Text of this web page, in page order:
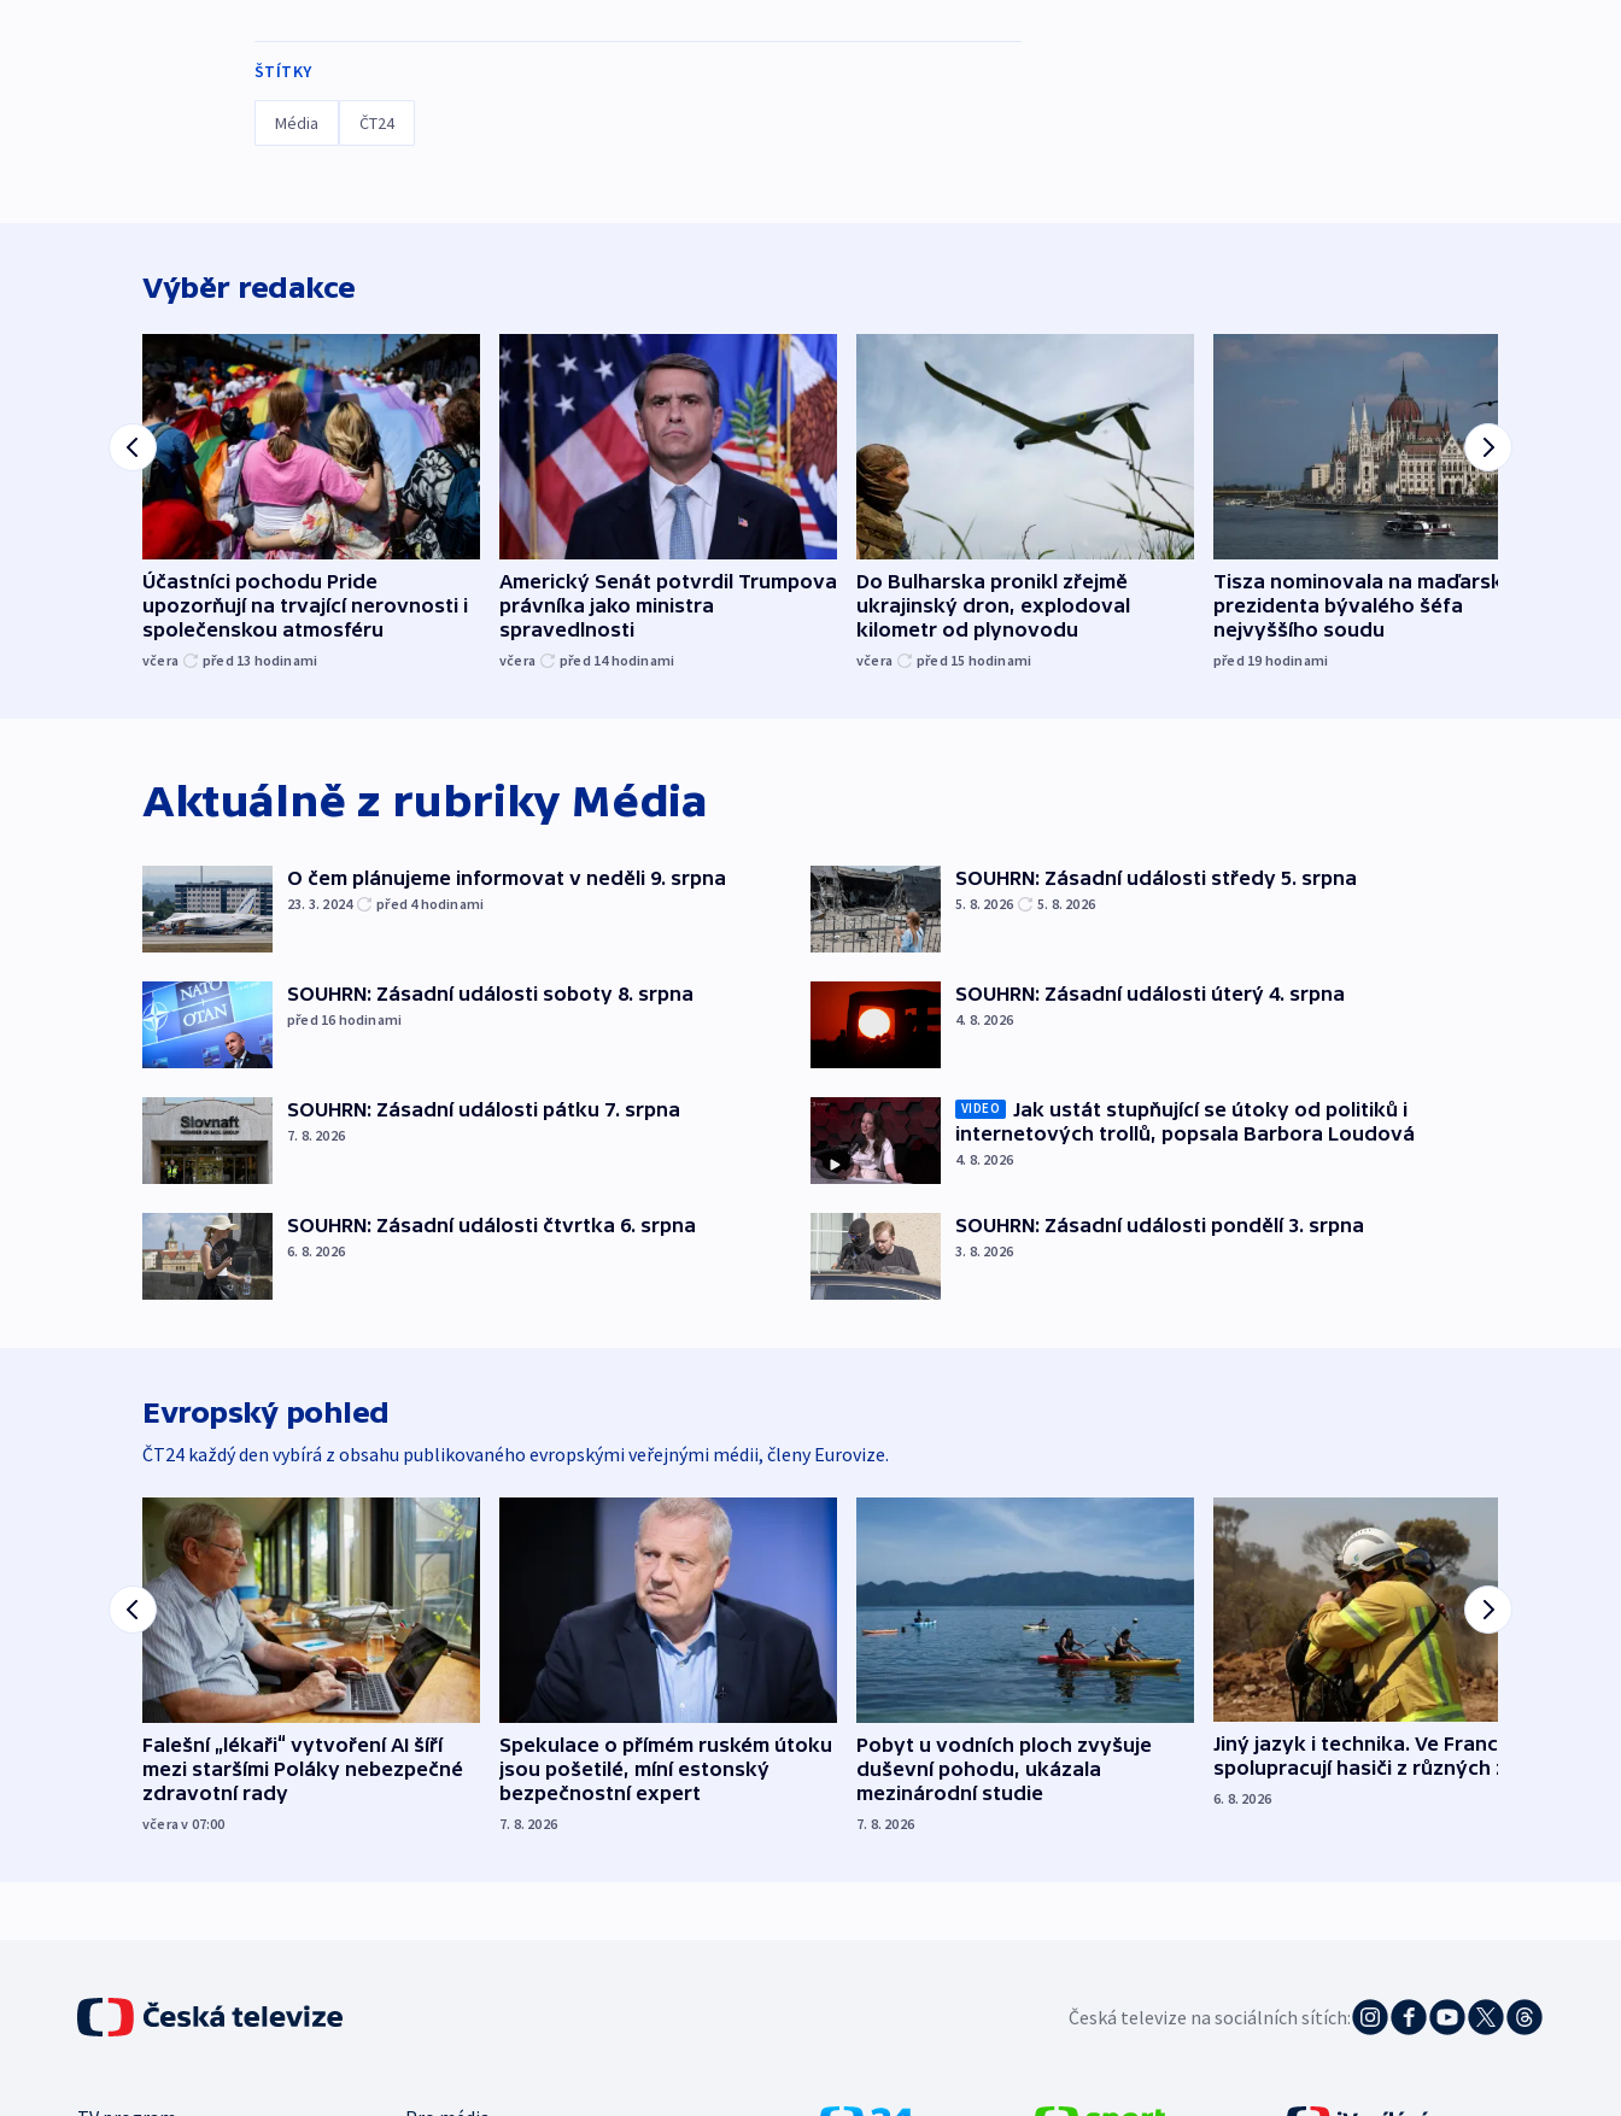
ŠTÍTKY
Média ČT24
Výběr redakce
Účastníci pochodu Pride
upozorňují na trvající nerovnosti i
společenskou atmosféru
včera před 13 hodinami
Americký Senát potvrdil Trumpova
právníka jako ministra
spravedlnosti
včera před 14hodinami
Do Bulharska pronikl zřejmě
ukrajinský dron, explodoval
kilometr od plynovodu
včera před 15 hodinami
Tisza nominovala na maďarského
prezidenta bývalého šéfa
nejvyššího soudu
před 19 hodinami
Aktuálně z rubriky Média
O čem plánujeme informovat v neděli 9. srpna
23. 3. 2024 před 4hodinami
SOUHRN: Zásadní události soboty 8. srpna
před 16 hodinami
SOUHRN: Zásadní události pátku 7. srpna
7. 8. 2026
SOUHRN: Zásadní události čtvrtka 6. srpna
6. 8. 2026
SOUHRN: Zásadní události středy 5. srpna
5. 8. 2026 5. 8. 2026
SOUHRN: Zásadní události úterý 4. srpna
4. 8. 2026
VIDEO
Jak ustát stupňující se útoky od politiků i
internetových trollů, popsala Barbora Loudová
4. 8. 2026
SOUHRN: Zásadní události pondělí 3. srpna
3. 8. 2026
Evropský pohled
ČT24 každý den vybírá z obsahu publikovaného evropskými veřejnými médii, členy Eurovize.
Falešní „lékaři“ vytvoření AI šíří
mezi staršími Poláky nebezpečné
zdravotní rady
včera v 07:00
Spekulace o přímém ruském útoku
jsou pošetilé, míní estonský
bezpečnostní expert
7. 8. 2026
Pobyt u vodních ploch zvyšuje
duševní pohodu, ukázala
mezinárodní studie
7. 8. 2026
Jiný jazyk i technika. Ve Francii
spolupracují hasiči z různých zemí
6. 8. 2026
Česká televize na sociálních sítích: